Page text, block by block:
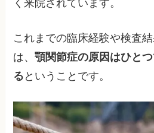
く来院されています。
これまでの臨床経験や検査
は、顎関節症の原因はひと
る ということです。